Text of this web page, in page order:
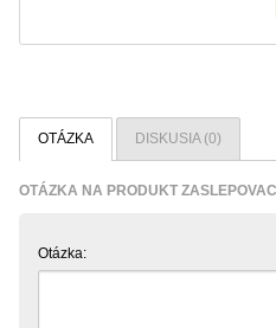
OTÁZKA DISKUSIA (0)
OTÁZKA NA PRODUKT
Otázka: